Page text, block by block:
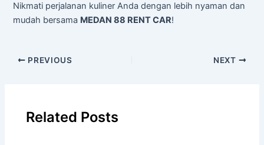
Nikmati perjalanan kuliner Anda dengan lebih nyaman dan
mudah bersama MEDAN 88 RENT CAR!
PREVIOUS NEXT
Related Posts